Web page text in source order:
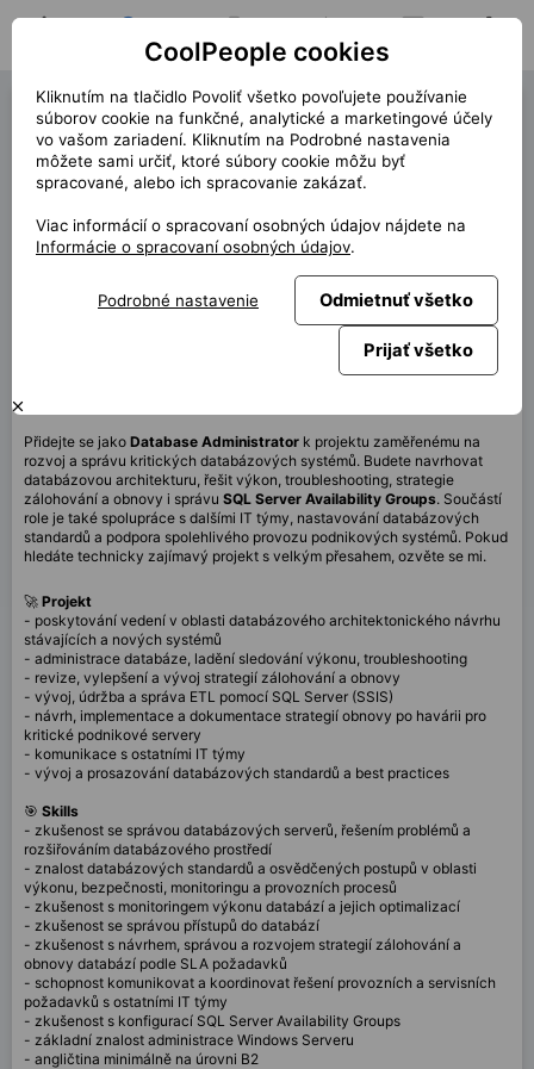
Hľadať pozíciu Moja pozícia Notifikácie
Database Administrator
(43160)
« späť
Miesto
Praha
Kontrakt cez CP
Přidejte se jako Database Administrator k projektu zaměřenému na
rozvoj a správu kritických databázových systémů. Budete navrhovat
databázovou architekturu, řešit výkon, troubleshooting, strategie
zálohování a obnovy i správu SQL Server Availability Groups. Součástí
role je také spolupráce s dalšími IT týmy, nastavování databázových
standardů a podpora spolehlivého provozu podnikových systémů. Pokud
hledáte technicky zajímavý projekt s velkým přesahem, ozvěte se mi.
🚀 Projekt
- poskytování vedení v oblasti databázového architektonického návrhu
stávajících a nových systémů
- administrace databáze, ladění sledování výkonu, troubleshooting
- revize, vylepšení a vývoj strategií zálohování a obnovy
- vývoj, údržba a správa ETL pomocí SQL Server (SSIS)
- návrh, implementace a dokumentace strategií obnovy po havárii pro
kritické podnikové servery
- komunikace s ostatními IT týmy
- vývoj a prosazování databázových standardů a best practices
🎯 Skills
- zkušenost se správou databázových serverů, řešením problémů a
rozšiřováním databázového prostředí
- znalost databázových standardů a osvědčených postupů v oblasti
výkonu, bezpečnosti, monitoringu a provozních procesů
- zkušenost s monitoringem výkonu databází a jejich optimalizací
- zkušenost se správou přístupů do databází
- zkušenost s návrhem, správou a rozvojem strategií zálohování a
obnovy databází podle SLA požadavků
- schopnost komunikovat a koordinovat řešení provozních a servisních
požadavků s ostatními IT týmy
- zkušenost s konfigurací SQL Server Availability Groups
- základní znalost administrace Windows Serveru
- angličtina minimálně na úrovni B2
CoolPeople cookies
Kliknutím na tlačidlo Povoliť všetko povoľujete používanie
súborov cookie na funkčné, analytické a marketingové účely
vo vašom zariadení. Kliknutím na Podrobné nastavenia
môžete sami určiť, ktoré súbory cookie môžu byť
spracované, alebo ich spracovanie zakázať.
Viac informácií o spracovaní osobných údajov nájdete na
Informácie o spracovaní osobných údajov.
Podrobné nastavenie Odmietnuť všetko
Prijať všetko